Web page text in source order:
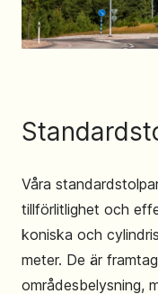
Våra
tillförlitlighet och
koniska och
meter. De är
områdesbelysning,